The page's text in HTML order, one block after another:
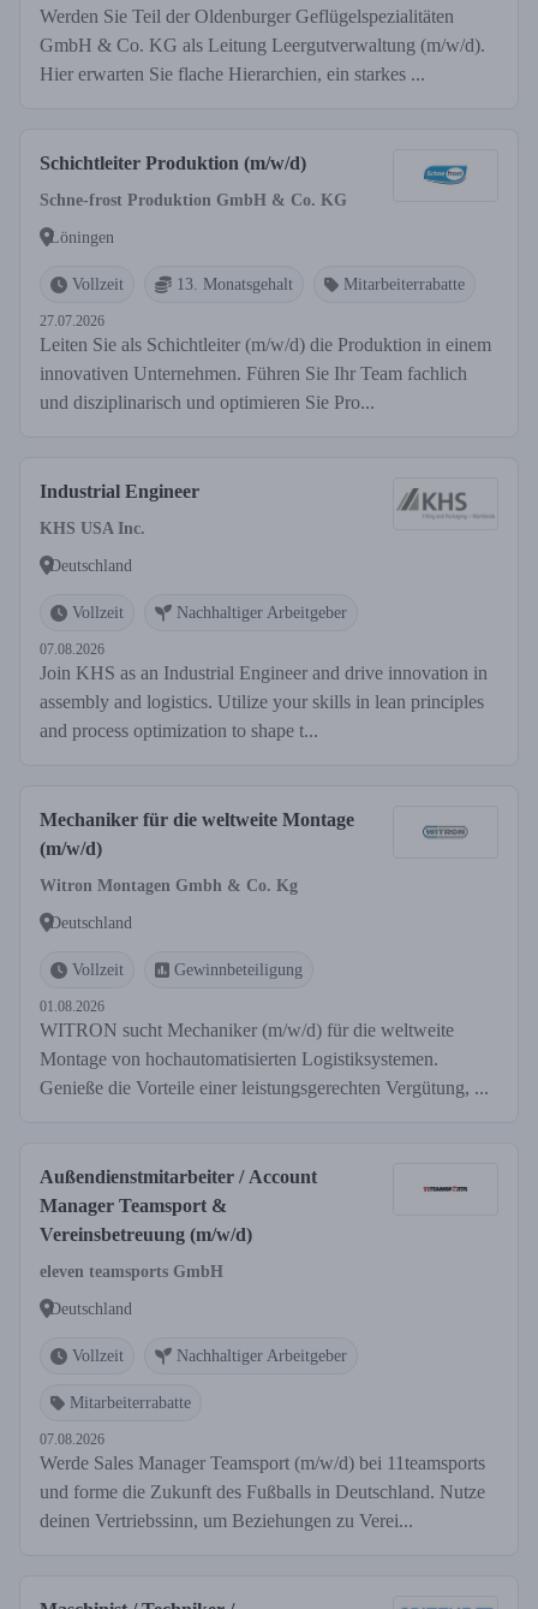
Werden Sie Teil der Oldenburger Geflügelspezialitäten
GmbH & Co. KG als Leitung Leergutverwaltung (m/w/d).
Hier erwarten Sie flache Hierarchien, ein starkes ...
Schichtleiter Produktion (m/w/d)
Schne-frost Produktion GmbH & Co. KG
Löningen
Vollzeit 13. Monatsgehalt Mitarbeiterrabatte
27.07.2026
Leiten Sie als Schichtleiter (m/w/d) die Produktion in einem
innovativen Unternehmen. Führen Sie Ihr Team fachlich
und disziplinarisch und optimieren Sie Pro...
Industrial Engineer
KHS USA Inc.
Deutschland
Vollzeit Nachhaltiger Arbeitgeber
07.08.2026
Join KHS as an Industrial Engineer and drive innovation in
assembly and logistics. Utilize your skills in lean principles
and process optimization to shape t...
Mechaniker für die weltweite Montage
(m/w/d)
Witron Montagen Gmbh & Co. Kg
Deutschland
Vollzeit Gewinnbeteiligung
01.08.2026
WITRON sucht Mechaniker (m/w/d) für die weltweite
Montage von hochautomatisierten Logistiksystemen.
Genieße die Vorteile einer leistungsgerechten Vergütung, ...
Außendienstmitarbeiter / Account
Manager Teamsport &
Vereinsbetreuung (m/w/d)
eleven teamsports GmbH
Deutschland
Vollzeit Nachhaltiger Arbeitgeber
Mitarbeiterrabatte
07.08.2026
Werde Sales Manager Teamsport (m/w/d) bei 11teamsports
und forme die Zukunft des Fußballs in Deutschland. Nutze
deinen Vertriebssinn, um Beziehungen zu Verei...